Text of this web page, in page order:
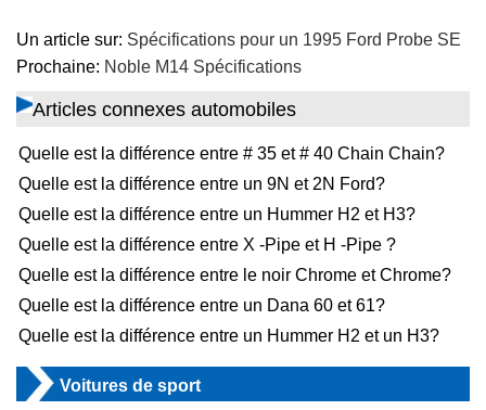
Un article sur: Spécifications pour un 1995 Ford Probe SE
Prochaine: Noble M14 Spécifications
Articles connexes automobiles
Quelle est la différence entre # 35 et # 40 Chain Chain?
Quelle est la différence entre un 9N et 2N Ford?
Quelle est la différence entre un Hummer H2 et H3?
Quelle est la différence entre X -Pipe et H -Pipe ?
Quelle est la différence entre le noir Chrome et Chrome?
Quelle est la différence entre un Dana 60 et 61?
Quelle est la différence entre un Hummer H2 et un H3?
Voitures de sport